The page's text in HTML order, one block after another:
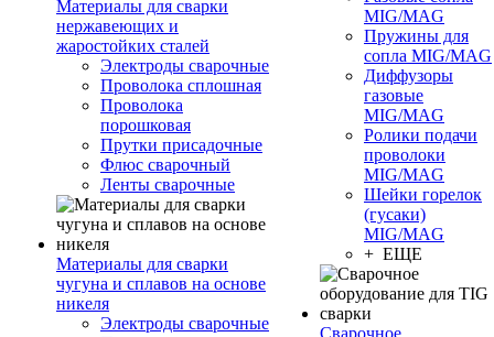
Материалы для сварки
нержавеющих и
жаростойких сталей
Электроды сварочные
Проволока сплошная
Проволока
порошковая
Прутки присадочные
Флюс сварочный
Ленты сварочные
Материалы для сварки
чугуна и сплавов на основе
никеля
Электроды сварочные
MIG/MAG
Пружины для
сопла MIG/MAG
Диффузоры
газовые
MIG/MAG
Ролики подачи
проволоки
MIG/MAG
Шейки горелок
(гусаки)
MIG/MAG
+ ЕЩЕ
Сварочное